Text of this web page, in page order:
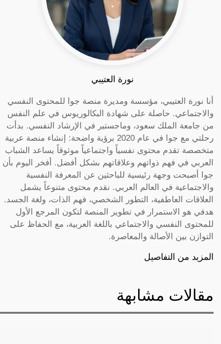
نورة العتيبي
أنا نورة العتيبي، مؤسسة ومديرة منصة جوا للمحتوى النفسي
والاجتماعي. حاصلة على شهادة البكالوريوس في علم النفس
من جامعة الملك سعود، وماجستير في الإرشاد النفسي. بدأت
رحلتي مع جوا في عام 2020 برؤية واضحة: إنشاء منصة عربية
متخصصة تقدم محتوى نفسياً واجتماعياً موثوقاً يساعد الشباب
العربي في فهم ذواتهم وعلاقاتهم بشكل أفضل. أفخر اليوم بأن
جوا أصبحت وجهة رئيسية للباحثين عن المعرفة النفسية
والاجتماعية في العالم العربي. نقدم محتوى متنوعاً يشمل
العلاقات العاطفية، التطور الشخصي، فهم الذات، ولغة الجسد.
هدفي هو الاستمرار في تطوير المنصة لتكون المرجع الأول
للمحتوى النفسي والاجتماعي باللغة العربية، مع الحفاظ على
التوازن بين الأصالة والمعاصرة.
المزيد من التفاصيل
مقالات مشابهة